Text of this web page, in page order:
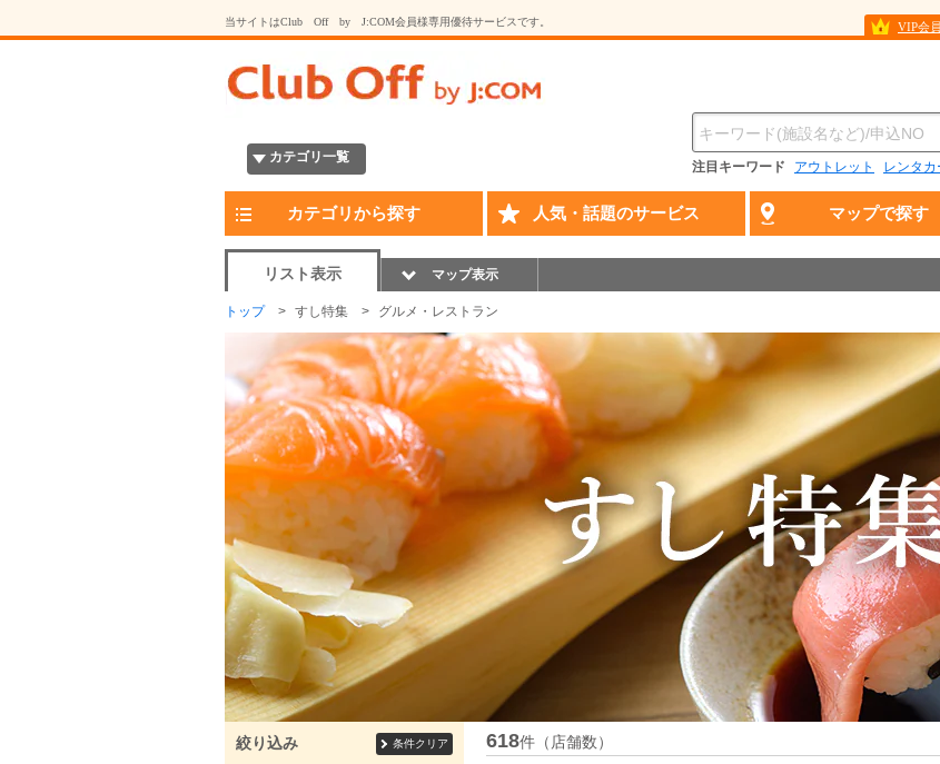
当サイトはClub Off by J:COM会員様専用優待サービスです。 VIP会
カテゴリ一覧
注目キーワード アウトレット レンタカ
カテゴリから探す 人気・話題のサービス マップで探す
リスト表示 マップ表示
トップ すし特集 グルメ・レストラン
618件（店舗数）
絞り込み 条件クリア